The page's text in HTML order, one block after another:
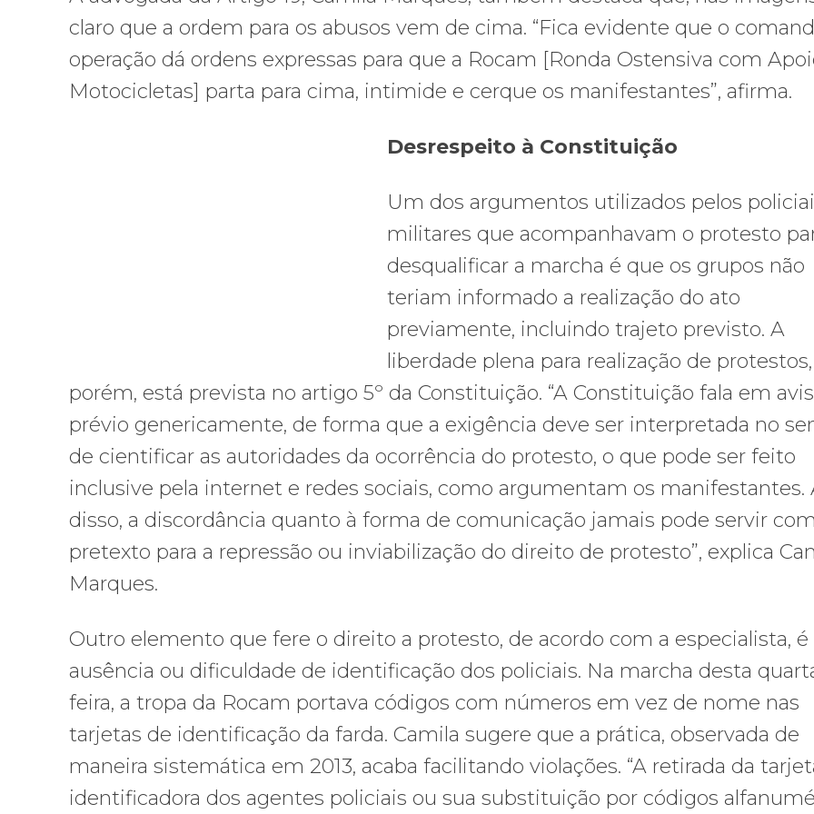
claro que a ordem para os abusos vem de cima. “Fica evidente que o
operação dá ordens expressas para que a Rocam [Ronda Ostensiva com
Motocicletas] parta para cima, intimide e cerque os manifestantes”, afirma.
Desrespeito à Constituição
Um dos argumentos utilizados pelos
militares que acompanhavam o protesto
desqualificar a marcha é que os grupos não
teriam informado a realização do ato
previamente, incluindo trajeto previsto. A
liberdade plena para realização de protestos,
porém, está prevista no artigo 5º da Constituição. “A Constituição fala em
prévio genericamente, de forma que a exigência deve ser interpretada no
de cientificar as autoridades da ocorrência do protesto, o que pode ser feito
inclusive pela internet e redes sociais, como argumentam os manifestantes.
disso, a discordância quanto à forma de comunicação jamais pode servir
pretexto para a repressão ou inviabilização do direito de protesto”, explica
Marques.
Outro elemento que fere o direito a protesto, de acordo com a especialista, é
ausência ou dificuldade de identificação dos policiais. Na marcha desta
feira, a tropa da Rocam portava códigos com números em vez de nome nas
tarjetas de identificação da farda. Camila sugere que a prática, observada de
maneira sistemática em 2013, acaba facilitando violações. “A retirada da
identificadora dos agentes policiais ou sua substituição por códigos